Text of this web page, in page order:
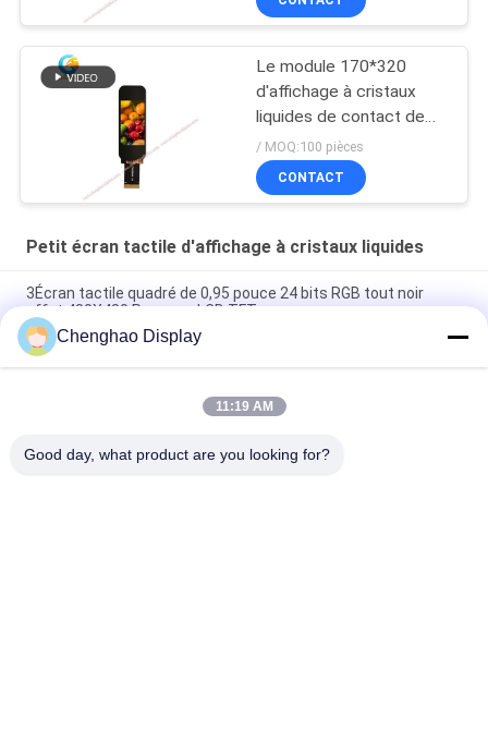
Le module 170*320
d'affichage à cristaux
liquides de contact de
1,9 IPS de pouce
pointille TFT avec 30 Pin
FPC
/ MOQ:100 pièces
CONTACT
Petit écran tactile d'affichage à cristaux liquides
3Écran tactile quadré de 0,95 pouce 24 bits RGB tout noir
effet 480X480 Panneau LCD TFT
Panneau d'affichage à écran tactile couleur de 3 pouces
800x268 pixels 25 broches IPS Tft Lcd Module
5Écran tactile LCD petit de 0,5 pouce 1080*1920 pixels 31
Chenghao Display
11:19 AM
Good day, what product are you looking for?